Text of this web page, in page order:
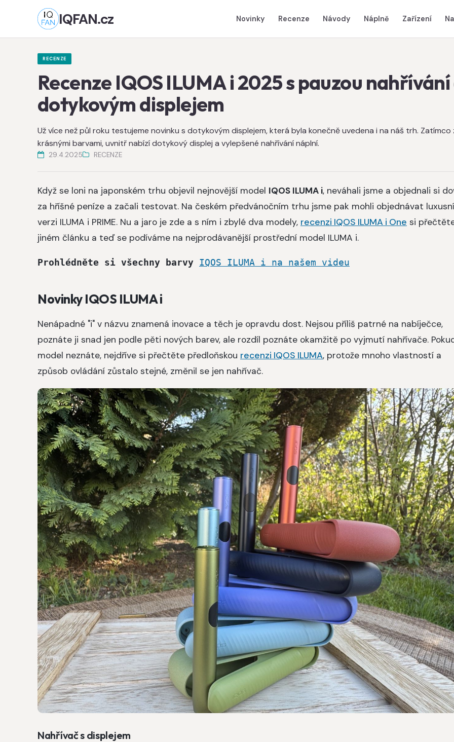
IQFAN.cz Novinky Recenze Návody Náplně Zařízení
RECENZE
Recenze IQOS ILUMA i 2025 s pauzou nahřívání
dotykovým displejem
Už více než půl roku testujeme novinku s dotykovým displejem, která byla konečně uvedena i na náš trh. Zatímco
krásnými barvami, uvnitř nabízí dotykový displej a vylepšené nahřívání náplní.
29.4.2025 RECENZE
Když se loni na japonském trhu objevil nejnovější model IQOS ILUMA i, neváhali jsme a objednali si
za hříšné peníze a začali testovat. Na českém předvánočním trhu jsme pak mohli objednávat luxusní
verzi ILUMA i PRIME. Nu a jaro je zde a s ním i zbylé dva modely, recenzi IQOS ILUMA i One si
jiném článku a teď se podíváme na nejprodávanější prostřední model ILUMA i.
Prohlédněte si všechny barvy IQOS ILUMA i na našem videu
Novinky IQOS ILUMA i
Nenápadné "i" v názvu znamená inovace a těch je opravdu dost. Nejsou příliš patrné na nabíječce,
poznáte ji snad jen podle pěti nových barev, ale rozdíl poznáte okamžitě po vyjmutí nahřívače.
model neznáte, nejdříve si přečtěte předloňskou recenzi IQOS ILUMA, protože mnoho vlastností a
způsob ovládání zůstalo stejné, změnil se jen nahřívač.
Nahřívač s displejem